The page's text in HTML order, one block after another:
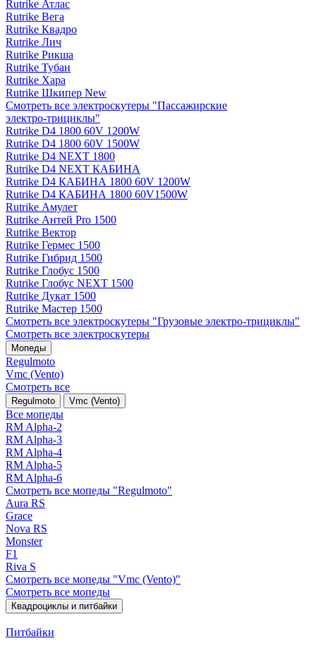
Rutrike Атлас
Rutrike Вега
Rutrike Квадро
Rutrike Лич
Rutrike Рикша
Rutrike Тубан
Rutrike Хара
Rutrike Шкипер New
Смотреть все электро­скутеры "Пассажирские
электро‑трициклы"
Rutrike D4 1800 60V 1200W
Rutrike D4 1800 60V 1500W
Rutrike D4 NEXT 1800
Rutrike D4 NEXT КАБИНА
Rutrike D4 КАБИНА 1800 60V 1200W
Rutrike D4 КАБИНА 1800 60V1500W
Rutrike Амулет
Rutrike Антей Pro 1500
Rutrike Вектор
Rutrike Гермес 1500
Rutrike Гибрид 1500
Rutrike Глобус 1500
Rutrike Глобус NEXT 1500
Rutrike Дукат 1500
Rutrike Мастер 1500
Смотреть все электро­скутеры "Грузовые электро‑трициклы"
Смотреть все электро­скутеры
Мопеды
Regulmoto
Vmc (Vento)
Смотреть все
Regulmoto Vmc (Vento)
Все мопеды
RM Alpha-2
RM Alpha-3
RM Alpha-4
RM Alpha-5
RM Alpha-6
Смотреть все мопеды "Regulmoto"
Aura RS
Grace
Nova RS
Monster
F1
Riva S
Смотреть все мопеды "Vmc (Vento)"
Смотреть все мопеды
Квадроциклы и питбайки
Питбайки